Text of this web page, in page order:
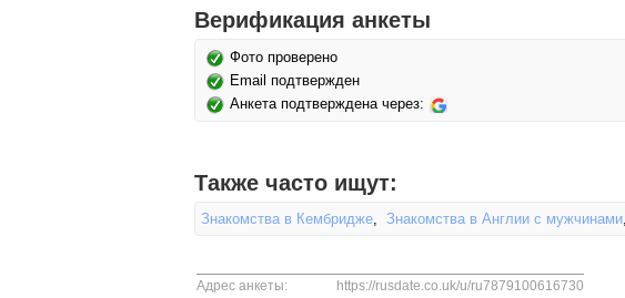
Верификация анкеты
Фото проверено
Email подтвержден
Анкета подтверждена через:
Также часто ищут:
Знакомства в Кембридже, Знакомства в Англии с мужчинами
Адрес анкеты:
https://rusdate.co.uk/u/ru7879100616730